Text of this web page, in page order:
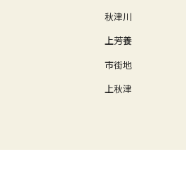
秋津川
上芳養
市街地
上秋津